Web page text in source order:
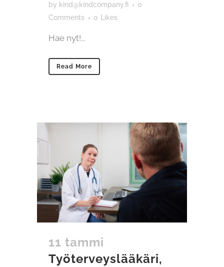
by kind@kindcompany.fi
0
Comments
0 Likes
Hae nyt!...
Read More
11 tammi
Työterveyslääkäri,